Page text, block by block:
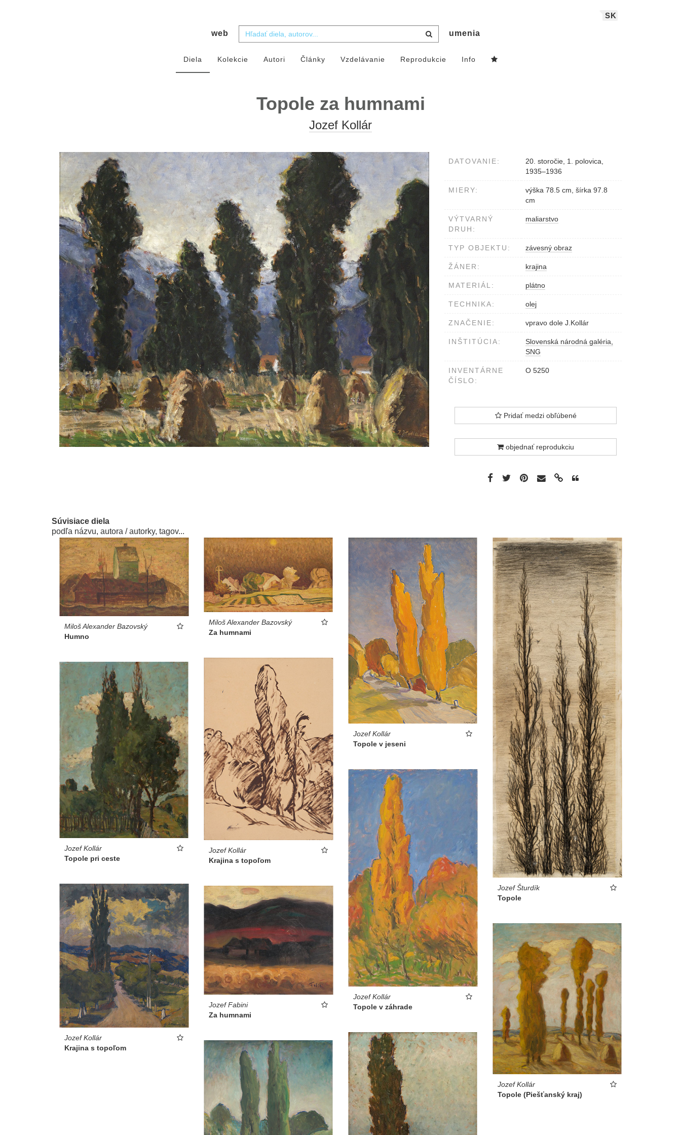
SK
web umenia
Diela Kolekcie Autori Články Vzdelávanie Reprodukcie Info
Topole za humnami
Jozef Kollár
DATOVANIE:
20. storočie, 1. polovica,
1935–1936
MIERY:
výška 78.5 cm, šírka 97.8
cm
VÝTVARNÝ
DRUH:
maliarstvo
TYP OBJEKTU: závesný obraz
ŽÁNER: krajina
MATERIÁL: plátno
TECHNIKA: olej
ZNAČENIE: vpravo dole J.Kollár
INŠTITÚCIA:
Slovenská národná galéria,
SNG
INVENTÁRNE
ČÍSLO:
O 5250
Pridať medzi obľúbené
objednať reprodukciu
Súvisiace diela
podľa názvu, autora / autorky, tagov...
Miloš Alexander Bazovský
Humno
Miloš Alexander Bazovský
Za humnami
Jozef Kollár
Topole v jeseni
Jozef Šturdík
Topole
Jozef Kollár
Krajina s topoľom
Jozef Kollár
Topole pri ceste
Jozef Kollár
Topole v záhrade
Jozef Kollár
Krajina s topoľom
Jozef Fabini
Za humnami
Jozef Kollár
Topole (Piešťanský kraj)